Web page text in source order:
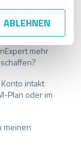
ABLEHNEN
mehr
intakt
Plan oder im
meinen